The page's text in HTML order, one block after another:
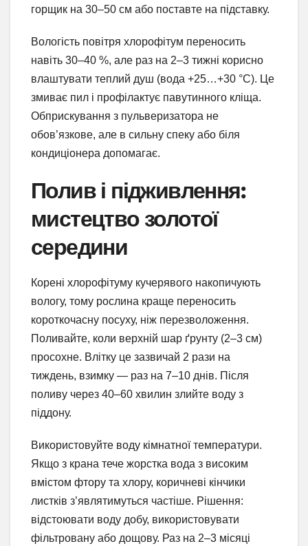
горщик на 30–50 см або поставте на підставку.
Вологість повітря хлорофітум переносить
навіть 30–40 %, але раз на 2–3 тижні корисно
влаштувати теплий душ (вода +25…+30 °C). Це
змиває пил і профілактує павутинного кліща.
Обприскування з пульверизатора не
обов’язкове, але в сильну спеку або біля
кондиціонера допомагає.
Полив і підживлення:
мистецтво золотої
середини
Корені хлорофітуму кучерявого накопичують
вологу, тому рослина краще переносить
короткочасну посуху, ніж перезволоження.
Поливайте, коли верхній шар ґрунту (2–3 см)
просохне. Влітку це зазвичай 2 рази на
тиждень, взимку — раз на 7–10 днів. Після
поливу через 40–60 хвилин злийте воду з
піддону.
Використовуйте воду кімнатної температури.
Якщо з крана тече жорстка вода з високим
вмістом фтору та хлору, коричневі кінчики
листків з’являтимуться частіше. Рішення:
відстоювати воду добу, використовувати
фільтровану або дощову. Раз на 2–3 місяці